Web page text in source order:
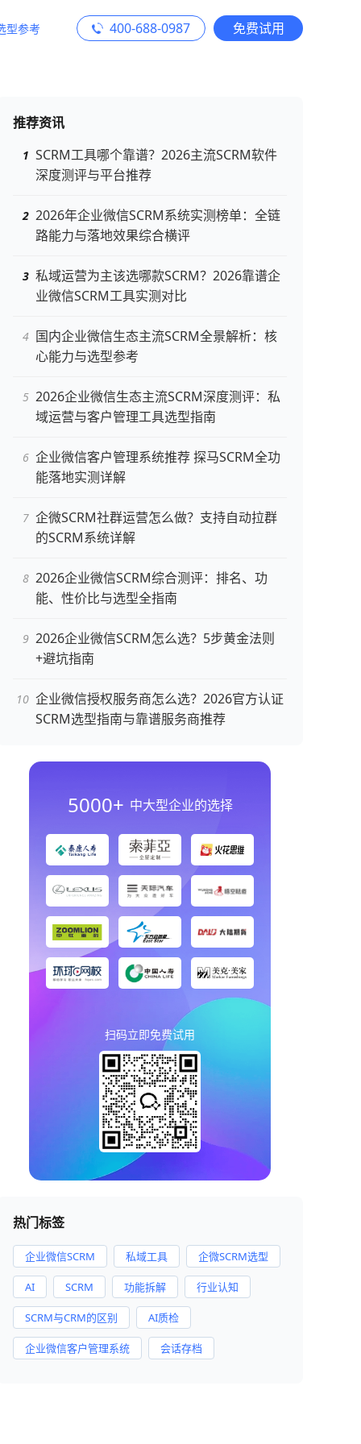
型参考 400-688-0987 免费试用
推荐资讯
SCRM工具哪个靠谱？2026主流SCRM软件
深度测评与平台推荐
2026年企业微信SCRM系统实测榜单：全链
路能力与落地效果综合横评
私域运营为主该选哪款SCRM？2026靠谱企
业微信SCRM工具实测对比
国内企业微信生态主流SCRM全景解析：核
心能力与选型参考
2026企业微信生态主流SCRM深度测评：私
域运营与客户管理工具选型指南
企业微信客户管理系统推荐 探马SCRM全功
能落地实测详解
企微SCRM社群运营怎么做？支持自动拉群
的SCRM系统详解
2026企业微信SCRM综合测评：排名、功
能、性价比与选型全指南
2026企业微信SCRM怎么选？5步黄金法则
+避坑指南
企业微信授权服务商怎么选？2026官方认证
SCRM选型指南与靠谱服务商推荐
5000+ 中大型企业的选择
扫码立即免费试用
热门标签
企业微信SCRM 私域工具 企微SCRM选型
AI SCRM 功能拆解 行业认知
SCRM与CRM的区别 AI质检
企业微信客户管理系统 会话存档